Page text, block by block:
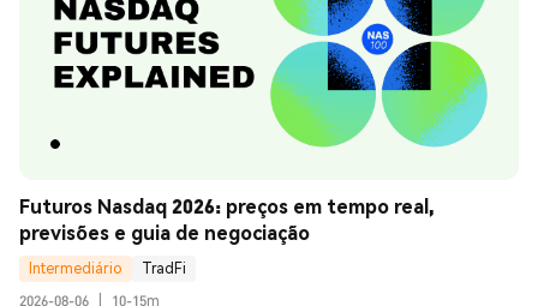
Futuros Nasdaq 2026: preços em tempo real,
previsões e guia de negociação
Intermediário
TradFi
2026-08-06
10-15m